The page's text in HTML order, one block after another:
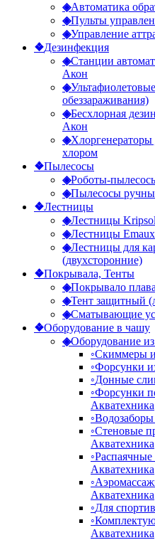
◈Автоматика
◈Пульты
◈Управление
❖Дезинфекция
◈Станции
Акон
◈
обеззараживания)
◈Бесхлорная
Акон
◈Хлоргенераторы
хлором
❖Пылесосы
◈Роботы-
◈Пылесосы
❖Лестницы
◈Лестницы Kripsol
◈Лестницы Emaux
◈Лестницы для
(двухсторонние)
❖Покрывала, Тенты
◈Покрывало
◈Тент защитный
◈Сматывающие
❖Оборудование в чашу
◈Оборудование
◦Скиммеры
◦Форсунки
◦Донные
◦Форсунки
Акватехника
◦
◦Стеновые
Акватехника
◦
Акватехника
◦
Акватехника
◦Для
◦
Акватехника